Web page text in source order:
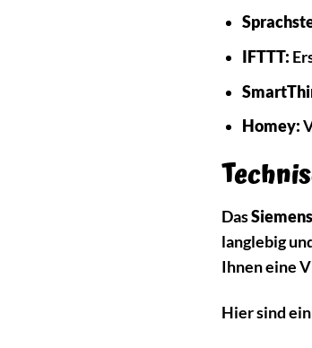
IFTTT:
Homey:
Das
langlebig
Ihnen eine
Hier sind